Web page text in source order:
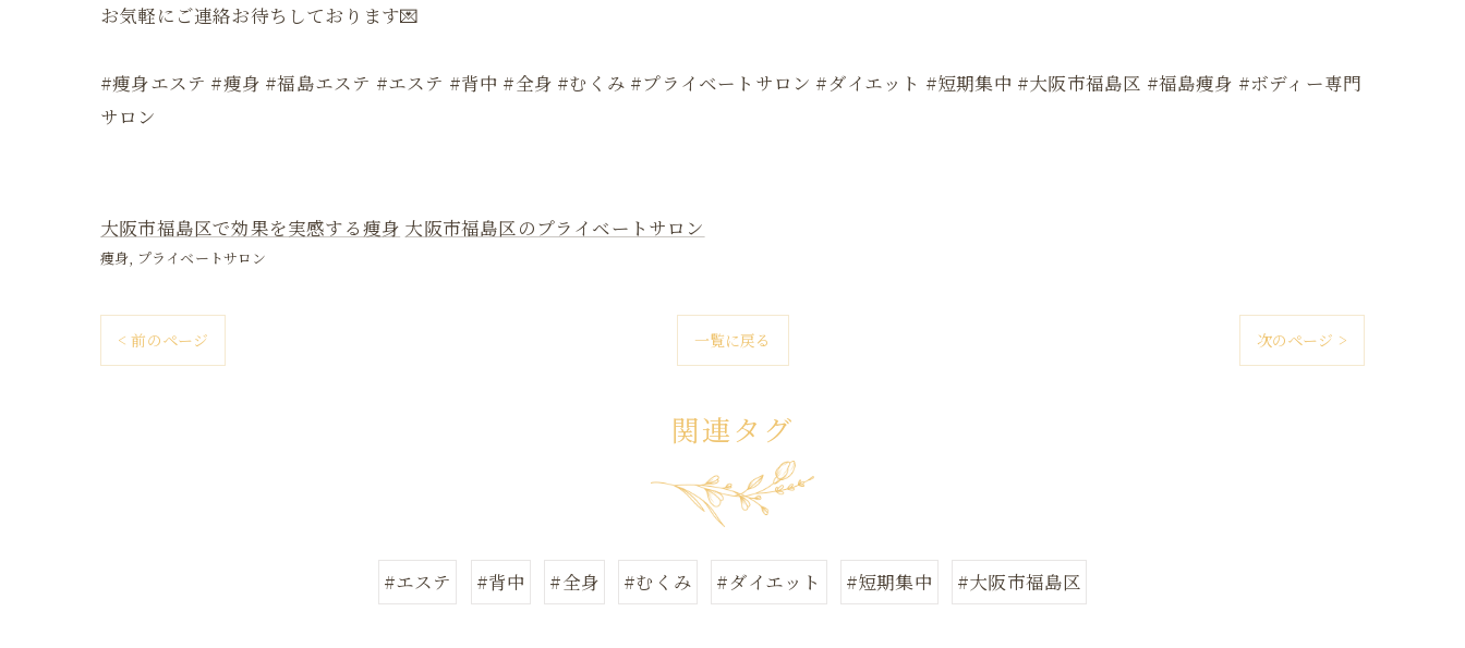
お気軽にご連絡お待ちしております💌
#痩身エステ #痩身 #福島エステ #エステ #背中 #全身 #むくみ #プライベートサロン #ダイエット #短期集中 #大阪市福島区 #福島痩身 #ボディー専門
サロン
大阪市福島区で効果を実感する痩身 大阪市福島区のプライベートサロン
痩身 プライベートサロン
< 前のページ 一覧に戻る 次のページ >
関連タグ
#エステ #背中 #全身 #むくみ #ダイエット #短期集中 #大阪市福島区